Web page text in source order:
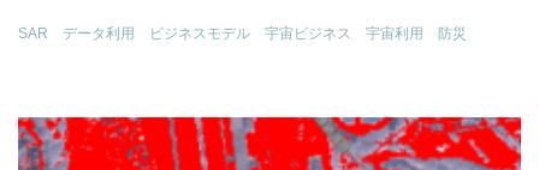
SAR データ利用 ビジネスモデル 宇宙ビジネス 宇宙利用 防災